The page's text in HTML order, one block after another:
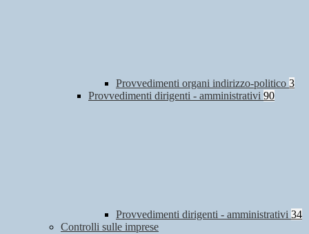
Provvedimenti organi indirizzo-politico 3
Provvedimenti dirigenti - amministrativi 90
Provvedimenti dirigenti - amministrativi 34
Controlli sulle imprese